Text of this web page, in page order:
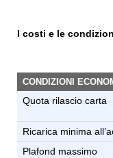
I costi e le
CONDIZIONI
Quota rilascio carta
Ricarica minima
Plafond massimo